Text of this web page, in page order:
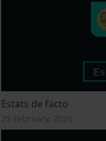
Estats de facto
25 February, 2026